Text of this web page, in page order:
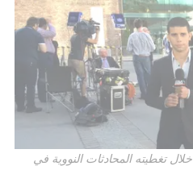
محمد مجادلة - مراسل i24news خلال تغطيته المحادثات النووية في